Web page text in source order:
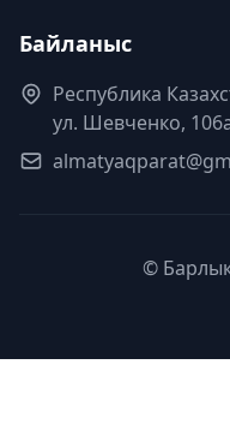
Байланыс
Республика
ул. Шевченко,
©